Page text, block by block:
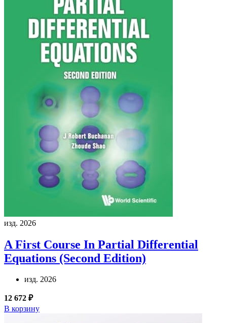
изд. 2026
A First Course In Partial Differential
Equations (Second Edition)
изд. 2026
12 672 ₽
В корзину